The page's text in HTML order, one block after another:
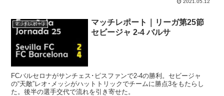
2021.05.12
マッチレポート
マッチレポート｜リーガ第25節
セビージャ 2-4 バルサ
FCバルセロナがサンチェス･ピスファンで2-4の勝利。セビージャ
の“天敵”レオ･メッシがハットトリックでチームに勝点3をもたらし
た。後半の選手交代で流れを引き寄せた。